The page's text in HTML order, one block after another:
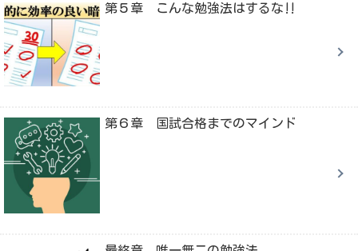
第５章 こんな勉強法はするな‼
第６章 国試合格までのマインド